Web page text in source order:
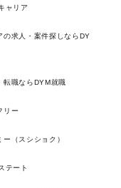
ャリア
の求人・案件探しならDY
転職ならDYM就職
リー
（スシショク）
テート